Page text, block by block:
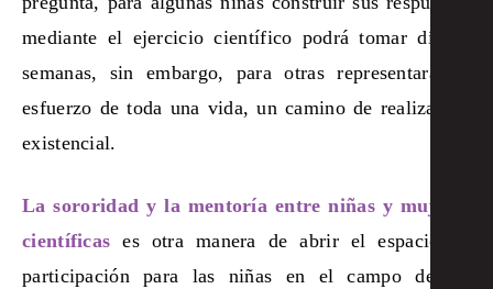
mediante el ejercicio científico podrá tomar días o
semanas, sin embargo, para otras representará un
esfuerzo de toda una vida, un camino de realización
existencial.
La sororidad y la mentoría entre niñas y mujeres
científicas es otra manera de abrir el espacio de
participación para las niñas en el campo de las